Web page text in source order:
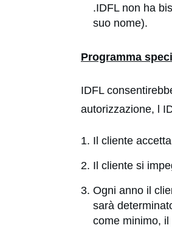
.IDFL non ha
suo nome).
Programma
IDFL
autorizzazione, l
Il cliente
Il cliente si
Ogni anno il
sarà
come minimo,